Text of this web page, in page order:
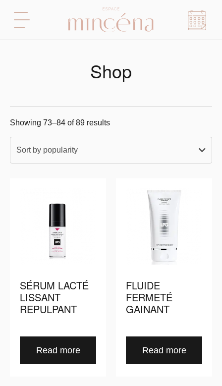
Shop
Showing 73–84 of 89 results
Sort by popularity
SÉRUM LACTÉ
LISSANT
REPULPANT
Read more
FLUIDE
FERMETÉ
GAINANT
Read more